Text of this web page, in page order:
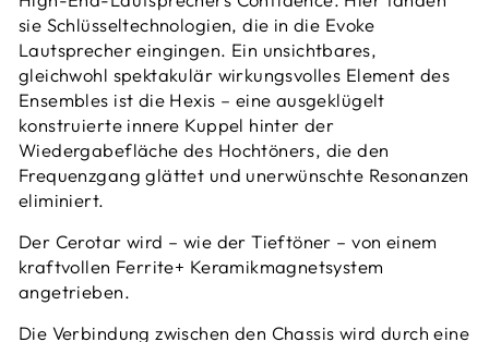
sie Schlüsseltechnologien, die in die Evoke
Lautsprecher eingingen. Ein unsichtbares,
gleichwohl spektakulär wirkungsvolles Element des
Ensembles ist die Hexis – eine ausgeklügelt
konstruierte innere Kuppel hinter der
Wiedergabefläche des Hochtöners, die den
Frequenzgang glättet und unerwünschte Resonanzen
eliminiert.
Der Cerotar wird – wie der Tieftöner – von einem
kraftvollen Ferrite+ Keramikmagnetsystem
angetrieben.
Die Verbindung zwischen den Chassis wird durch eine